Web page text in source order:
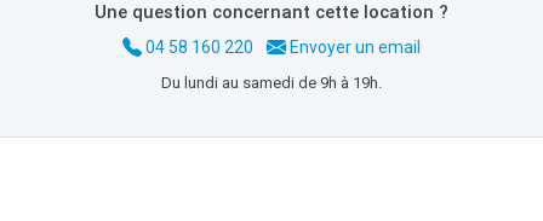
Une question concernant cette location ?
04 58 160 220 Envoyer un email
Du lundi au samedi de 9h à 19h.